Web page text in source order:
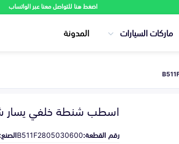
اضغط هنا للتواصل معنا عبر الواتساب
ماركات السيارات المدونة
اسطب شنطة خلفي يسار شانجان
رقم القطعة:B511F2805030600الصنع: